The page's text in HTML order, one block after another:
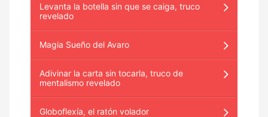
Levanta la botella sin que se caiga, truco
revelado
Magia Sueño del Avaro
Adivinar la carta sin tocarla, truco de
mentalismo revelado
Globoflexía, el ratón volador